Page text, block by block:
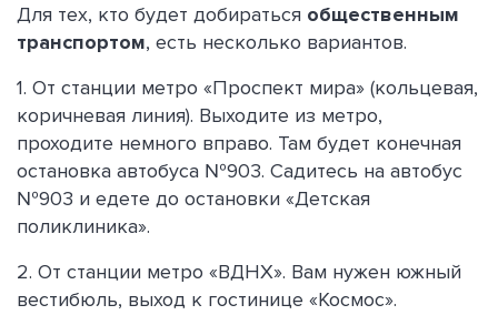
Для тех, кто будет добираться общественным
транспортом, есть несколько вариантов.
1. От станции метро «Проспект мира» (кольцевая,
коричневая линия). Выходите из метро,
проходите немного вправо. Там будет конечная
остановка автобуса №903. Садитесь на автобус
№903 и едете до остановки «Детская
поликлиника».
2. От станции метро «ВДНХ». Вам нужен южный
вестибюль, выход к гостинице «Космос».